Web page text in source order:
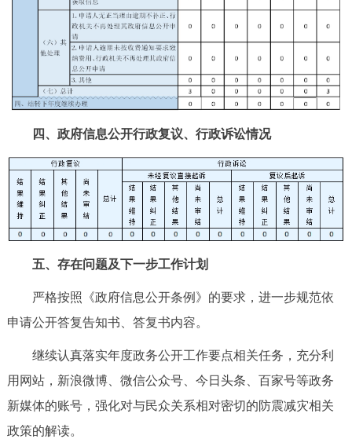
四、政府信息公开行政复议、行政诉讼情况
五、存在问题及下一步工作计划
严格按照《政府信息公开条例》的要求，进一步规范依
申请公开答复告知书、答复书内容。
继续认真落实年度政务公开工作要点相关任务，充分利
用网站，新浪微博、微信公众号、今日头条、百家号等政务
新媒体的账号，强化对与民众关系相对密切的防震减灾相关
政策的解读。